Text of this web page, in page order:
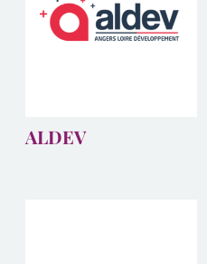
ALDEV